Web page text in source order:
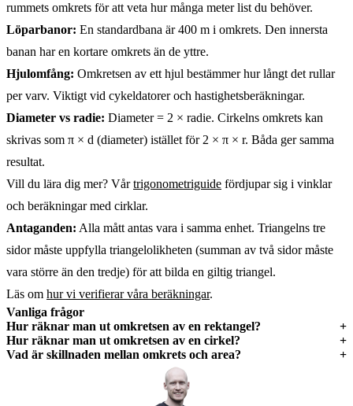
rummets omkrets för att veta hur många meter list du behöver.
Löparbanor: En standardbana är 400 m i omkrets. Den innersta
banan har en kortare omkrets än de yttre.
Hjulomfång: Omkretsen av ett hjul bestämmer hur långt det rullar
per varv. Viktigt vid cykeldatorer och hastighetsberäkningar.
Diameter vs radie: Diameter = 2 × radie. Cirkelns omkrets kan
skrivas som π × d (diameter) istället för2 × π × r. Båda ger samma
resultat.
Vill du lära dig mer? Vårtrigonometriguide fördjupar sig i vinklar
och beräkningar med cirklar.
Antaganden: Alla mått antas vara i samma enhet. Triangelns tre
sidor måste uppfylla triangelolikheten (summan av två sidor måste
vara större än den tredje) för att bilda en giltig triangel.
Läs om hur vi verifierar våra beräkningar.
Vanliga frågor
Hur räknar man ut omkretsen av en rektangel?
Hur räknar man ut omkretsen av en cirkel?
Vad är skillnaden mellan omkrets och area?